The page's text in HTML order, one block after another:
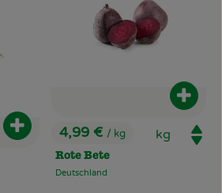
Produkt zum Warenkorb
, Preis:
4,99 € / kg
Rote Bete
, Herkunft:
Deutschland